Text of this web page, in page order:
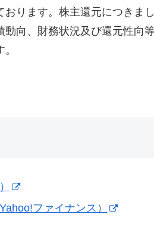
ります。株主還元につきま
向、財務状況及び還元性向
ファイナンス）